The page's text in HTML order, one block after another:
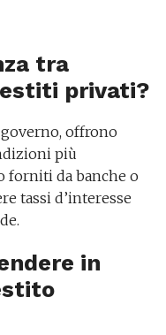
tra
privati?
offrono
più
forniti da banche o
tassi d’interesse
in